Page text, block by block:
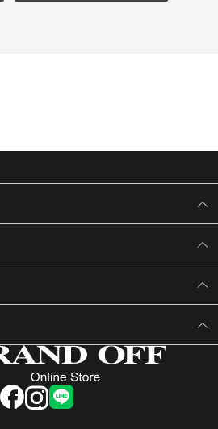
facebookinstagram
LINE